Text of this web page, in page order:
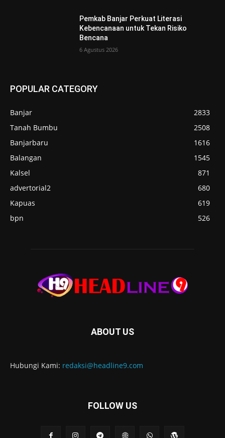
Pemkab Banjar Perkuat Literasi
Kebencanaan untuk Tekan Risiko
Bencana
6 Agustus 2026
POPULAR CATEGORY
Banjar
2833
Tanah Bumbu
2508
Banjarbaru
1616
Balangan
1545
Kalsel
871
advertorial2
680
Kapuas
619
bpn
526
ABOUT US
Hubungi Kami: redaksi@headline9.com
FOLLOW US